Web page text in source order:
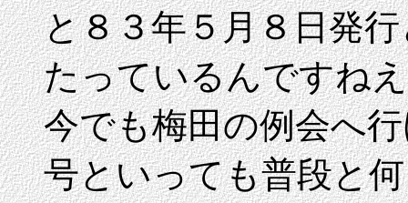
と８３年５月８日発
たっているんですね
今でも梅田の例会へ
号といっても普段と